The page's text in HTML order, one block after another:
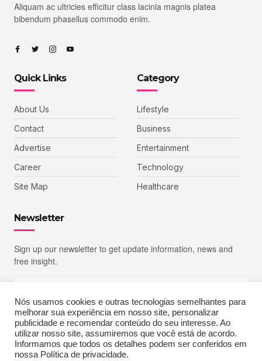
Aliquam ac ultricies efficitur class lacinia magnis platea
bibendum phasellus commodo enim.
Quick Links
About Us
Contact
Advertise
Career
Site Map
Category
Lifestyle
Business
Entertainment
Technology
Healthcare
Newsletter
Sign up our newsletter to get update information, news and
free insight.
SIGN UP
Nós usamos cookies e outras tecnologias semelhantes para
melhorar sua experiência em nosso site, personalizar
publicidade e recomendar conteúdo do seu interesse. Ao
utilizar nosso site, assumiremos que você está de acordo.
Informamos que todos os detalhes podem ser conferidos em
nossa Política de privacidade.